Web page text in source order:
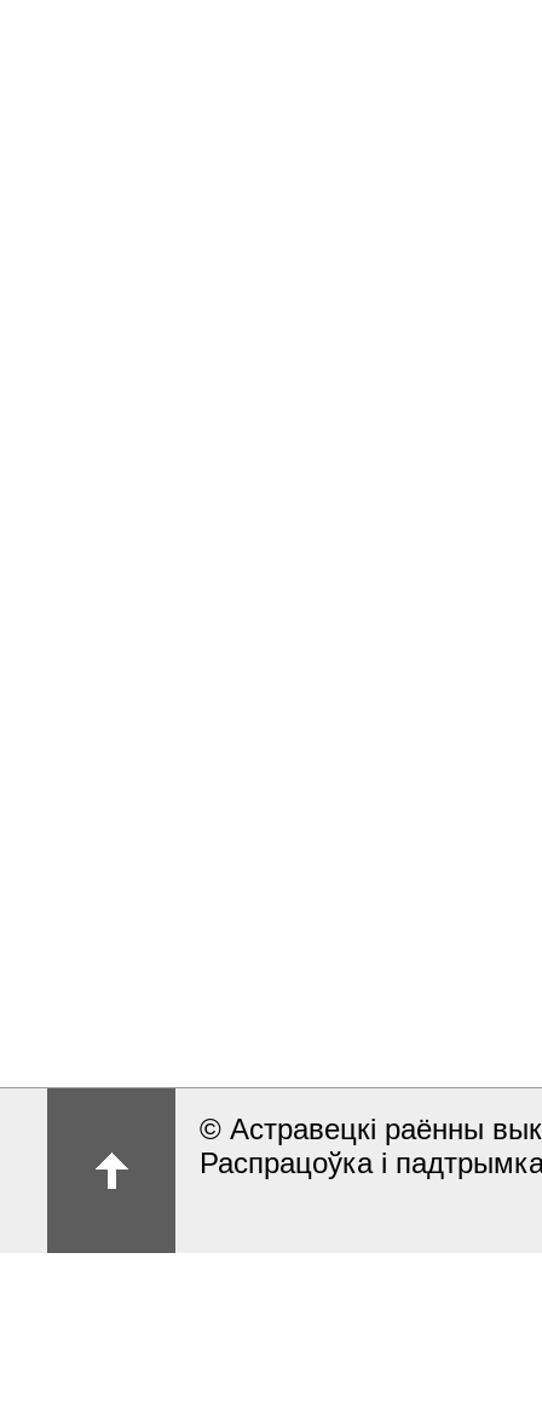
© Астравецкі раённы
Распрацоўка і